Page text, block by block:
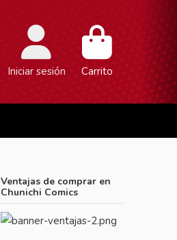
Iniciar sesión Carrito
Ventajas de comprar en
Chunichi Comics